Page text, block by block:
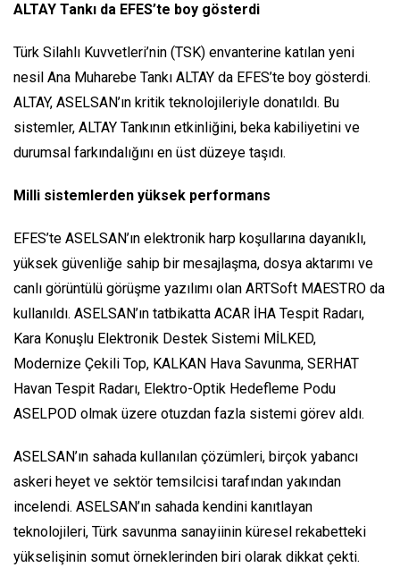
ALTAY Tankı da EFES’te boy gösterdi
Türk Silahlı Kuvvetleri’nin (TSK) envanterine katılan yeni
nesil Ana Muharebe Tankı ALTAY da EFES’te boy gösterdi.
ALTAY, ASELSAN’ın kritik teknolojileriyle donatıldı. Bu
sistemler, ALTAY Tankının etkinliğini, beka kabiliyetini ve
durumsal farkındalığını en üst düzeye taşıdı.
Milli sistemlerden yüksek performans
EFES’te ASELSAN’ın elektronik harp koşullarına dayanıklı,
yüksek güvenliğe sahip bir mesajlaşma, dosya aktarımı ve
canlı görüntülü görüşme yazılımı olan ARTSoft MAESTRO da
kullanıldı. ASELSAN’ın tatbikatta ACAR İHA Tespit Radarı,
Kara Konuşlu Elektronik Destek Sistemi MİLKED,
Modernize Çekili Top, KALKAN Hava Savunma, SERHAT
Havan Tespit Radarı, Elektro-Optik Hedefleme Podu
ASELPOD olmak üzere otuzdan fazla sistemi görev aldı.
ASELSAN’ın sahada kullanılan çözümleri, birçok yabancı
askeri heyet ve sektör temsilcisi tarafından yakından
incelendi. ASELSAN’ın sahada kendini kanıtlayan
teknolojileri, Türk savunma sanayiinin küresel rekabetteki
yükselişinin somut örneklerinden biri olarak dikkat çekti.